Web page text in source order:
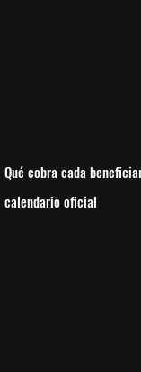
Qué cobra cada
calendario oficial